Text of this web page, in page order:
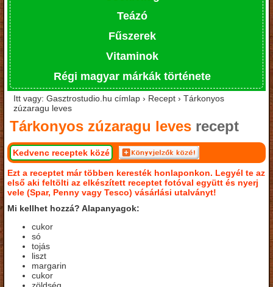
Teázó
Fűszerek
Vitaminok
Régi magyar márkák története
Itt vagy: Gasztrostudio.hu címlap › Recept › Tárkonyos
zúzaragu leves
Tárkonyos zúzaragu leves recept
Kedvenc receptek közé
Ezt a receptet már többen keresték honlaponkon. Legyél te az
első aki feltölti az elkészített receptet fotóval együtt és nyerj
vele (Spar, Penny vagy Tesco) vásárlási utalványt!
Mi kellhet hozzá? Alapanyagok:
cukor
só
tojás
liszt
margarin
cukor
zöldség